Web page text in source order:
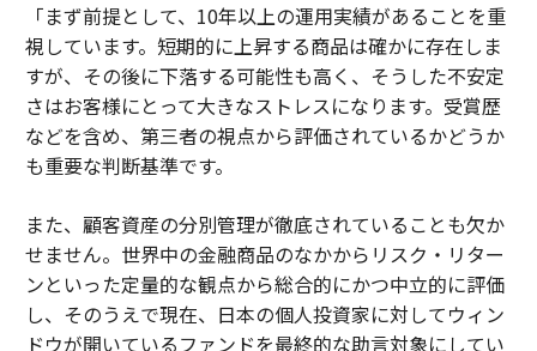
「まず前提として、10年以上の運用実績があることを重
視しています。短期的に上昇する商品は確かに存在しま
すが、その後に下落する可能性も高く、そうした不安定
さはお客様にとって大きなストレスになります。受賞歴
などを含め、第三者の視点から評価されているかどうか
も重要な判断基準です。
また、顧客資産の分別管理が徹底されていることも欠か
せません。世界中の金融商品のなかからリスク・リター
ンといった定量的な観点から総合的にかつ中立的に評価
し、そのうえで現在、日本の個人投資家に対してウィン
ドウが開いているファンドを最終的な助言対象にしてい